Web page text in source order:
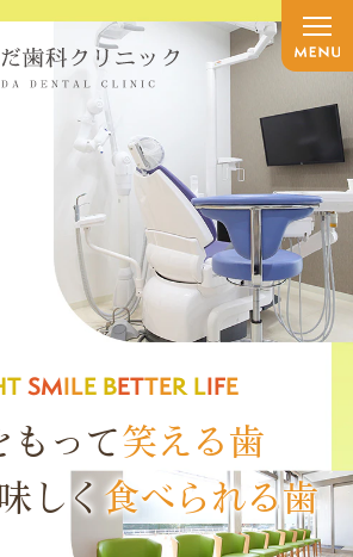
E TO S ERVEYOU BET
さんに寄り添う
族の主治医」
指しています
SMILE BETTER LIFE
もって笑える歯
しく 食べられる歯